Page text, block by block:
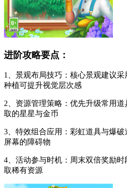
进阶攻略要点：
1、景观布局技巧：核心景观建议
种植可提升视觉层次感
2、资源管理策略：优先升级常用
取的星星与金币
3、特效组合应用：彩虹道具与爆
屏幕的障碍物
4、活动参与时机：周末双倍奖励
取稀有资源